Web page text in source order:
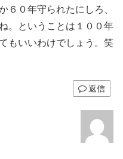
６０年守られたにしろ、
。ということは１００年
もいいわけでしょう。笑
返信